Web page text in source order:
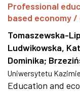
Professional
based economy
Tomaszewska-
Ludwikowska,
Dominika;
Uniwersytetu
Education and